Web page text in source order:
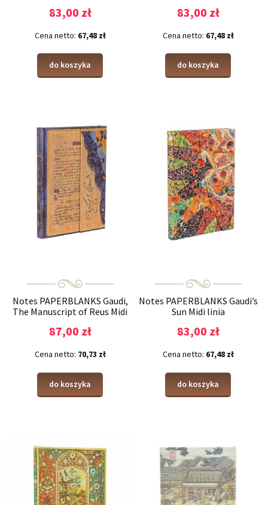
83,00 zł
Cena netto: 67,48 zł
do koszyka
83,00 zł
Cena netto: 67,48 zł
do koszyka
Notes PAPERBLANKS Gaudi,
The Manuscript of Reus Midi
87,00 zł
Cena netto: 70,73 zł
do koszyka
Notes PAPERBLANKS Gaudi’s
Sun Midi linia
83,00 zł
Cena netto: 67,48 zł
do koszyka